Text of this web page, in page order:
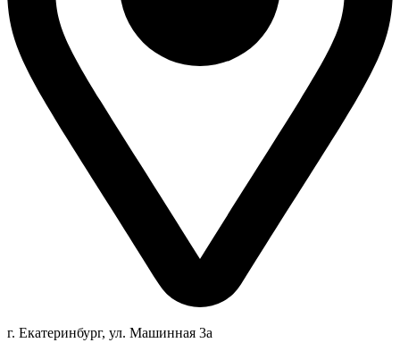
г. Екатеринбург, ул. Машинная 3а